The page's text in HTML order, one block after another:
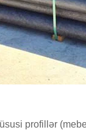
profillər